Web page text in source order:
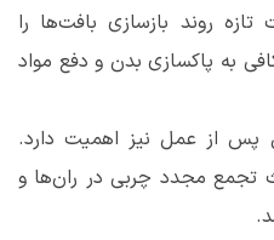
روند بازسازی بافت‌ها را
به پاکسازی بدن و دفع مواد
پس از عمل نیز اهمیت دارد.
تجمع مجدد چربی در ران‌ها و